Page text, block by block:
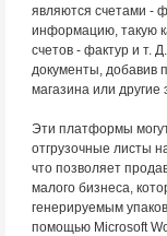
являются счетами -
информацию, такую
счетов - фактур и т.
документы, добавив
магазина или другие
Эти платформы
отгрузочные листы
что позволяет
малого бизнеса,
генерируемым
помощью Microsoft